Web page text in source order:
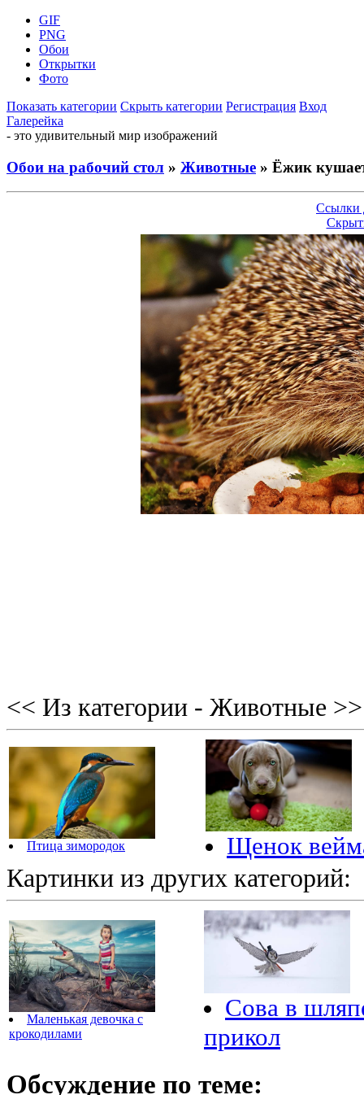
GIF
PNG
Обои
Открытки
Фото
Показать категории Скрыть категории Регистрация Вход
Галерейка
- это удивительный мир изображений
Обои на рабочий стол » Животные » Ёжик
Ссылки
<< Из категории - Животные >>
Птица зимородок Щенок
Картинки из других категорий:
Маленькая девочка с
крокодилами
Сова в
прикол
Обсуждение по теме: